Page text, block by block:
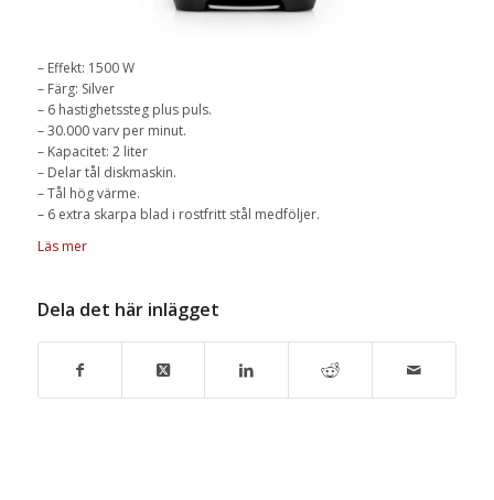
– Effekt: 1500 W
– Färg: Silver
– 6 hastighetssteg plus puls.
– 30.000 varv per minut.
– Kapacitet: 2 liter
– Delar tål diskmaskin.
– Tål hög värme.
– 6 extra skarpa blad i rostfritt stål medföljer.
Läs mer
Dela det här inlägget